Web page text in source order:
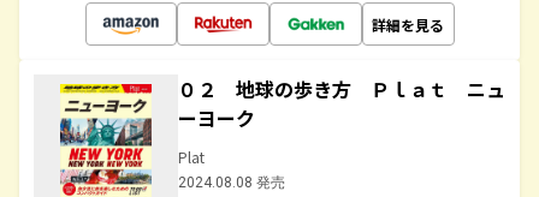
詳細を見る
０２ 地球の歩き方 Ｐｌａｔ ニュ
ーヨーク
Plat
2024.08.08 発売